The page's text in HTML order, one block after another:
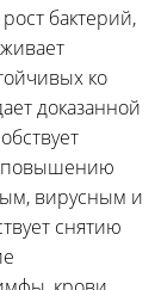
бактерий,
ко
доказанной
повышению
вирусным и
снятию